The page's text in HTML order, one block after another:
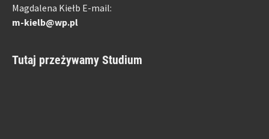
Magdalena Kiełb E-mail:
m-kielb@wp.pl
Tutaj przeżywamy Studium